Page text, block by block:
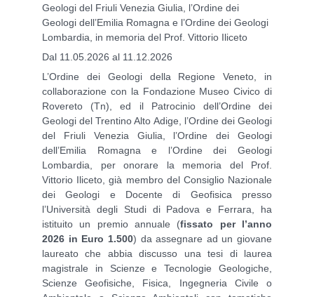
Geologi del Friuli Venezia Giulia, l’Ordine dei
Geologi dell’Emilia Romagna e l’Ordine dei Geologi
Lombardia, in memoria del Prof. Vittorio Iliceto
Dal 11.05.2026 al 11.12.2026
L’Ordine dei Geologi della Regione Veneto, in
collaborazione con la Fondazione Museo Civico di
Rovereto (Tn), ed il Patrocinio dell’Ordine dei
Geologi del Trentino Alto Adige, l’Ordine dei Geologi
del Friuli Venezia Giulia, l’Ordine dei Geologi
dell’Emilia Romagna e l’Ordine dei Geologi
Lombardia, per onorare la memoria del Prof.
Vittorio Iliceto, già membro del Consiglio Nazionale
dei Geologi e Docente di Geofisica presso
l’Università degli Studi di Padova e Ferrara, ha
istituito un premio annuale (fissato per l’anno
2026 in Euro 1.500) da assegnare ad un giovane
laureato che abbia discusso una tesi di laurea
magistrale in Scienze e Tecnologie Geologiche,
Scienze Geofisiche, Fisica, Ingegneria Civile o